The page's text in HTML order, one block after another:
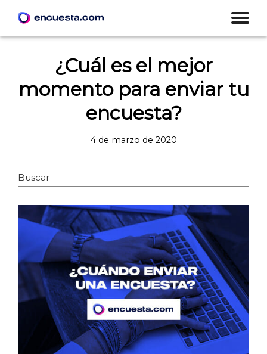
¿Cuál es el mejor
momento para enviar tu
encuesta?
4 de marzo de 2020
Buscar